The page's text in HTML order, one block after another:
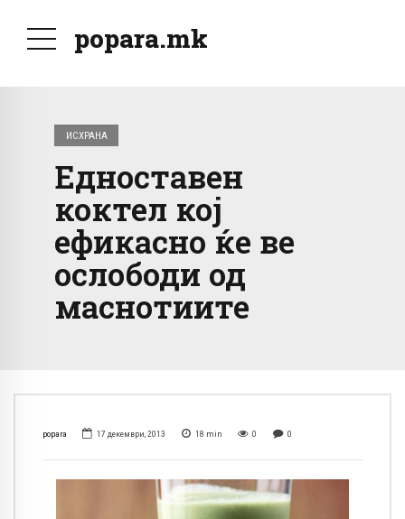
popara.mk
ИСХРАНА
Едноставен
коктел кој
ефикасно ќе ве
ослободи од
маснотиите
popara 17 декември, 2013 18 min 0 0